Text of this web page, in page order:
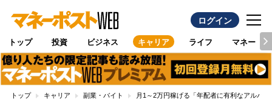
ログイン
トップ 投資 ビジネス キャリア ライフ マネー
トップ キャリア 副業・バイト 月1～2万円稼げる「年配者に有利なアルバ